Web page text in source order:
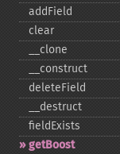
addField
clear
_​_​clone
_​_​construct
deleteField
_​_​destruct
fieldExists
getBoost